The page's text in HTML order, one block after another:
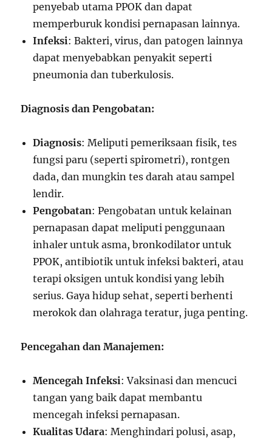
penyebab utama PPOK dan dapat
memperburuk kondisi pernapasan lainnya.
Infeksi: Bakteri, virus, dan patogen lainnya
dapat menyebabkan penyakit seperti
pneumonia dan tuberkulosis.
Diagnosis dan Pengobatan:
Diagnosis: Meliputi pemeriksaan fisik, tes
fungsi paru (seperti spirometri), rontgen
dada, dan mungkin tes darah atau sampel
lendir.
Pengobatan: Pengobatan untuk kelainan
pernapasan dapat meliputi penggunaan
inhaler untuk asma, bronkodilator untuk
PPOK, antibiotik untuk infeksi bakteri, atau
terapi oksigen untuk kondisi yang lebih
serius. Gaya hidup sehat, seperti berhenti
merokok dan olahraga teratur, juga penting.
Pencegahan dan Manajemen:
Mencegah Infeksi: Vaksinasi dan mencuci
tangan yang baik dapat membantu
mencegah infeksi pernapasan.
Kualitas Udara: Menghindari polusi, asap,